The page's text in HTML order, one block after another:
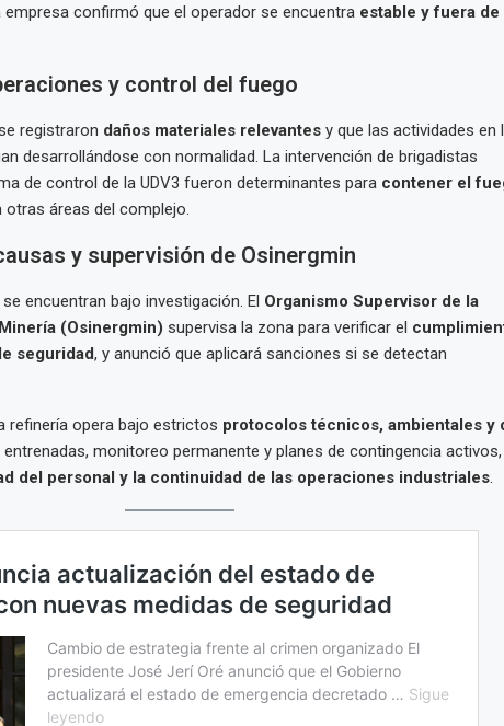
empresa confirmó que el operador se encuentra estable y fuera de
y control del fuego
registraron daños materiales relevantesy que las actividades en
desarrollándose con normalidad. La intervención de brigadistas
de control de la UDV3 fueron determinantes para contener el
otras áreas del complejo.
y supervisión de Osinergmin
encuentran bajo investigación. El Organismo Supervisor de la
(Osinergmin) supervisa la zona para verificar el
seguridad, y anunció que aplicará sanciones si se detectan
refinería opera bajo estrictos protocolos técnicos, ambientales y
monitoreo permanente y planes de contingencia activos,
del personal y la continuidad de las operaciones industriales.